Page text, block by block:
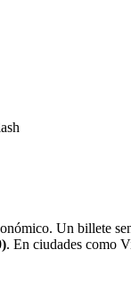
Un billete
. En ciudades como